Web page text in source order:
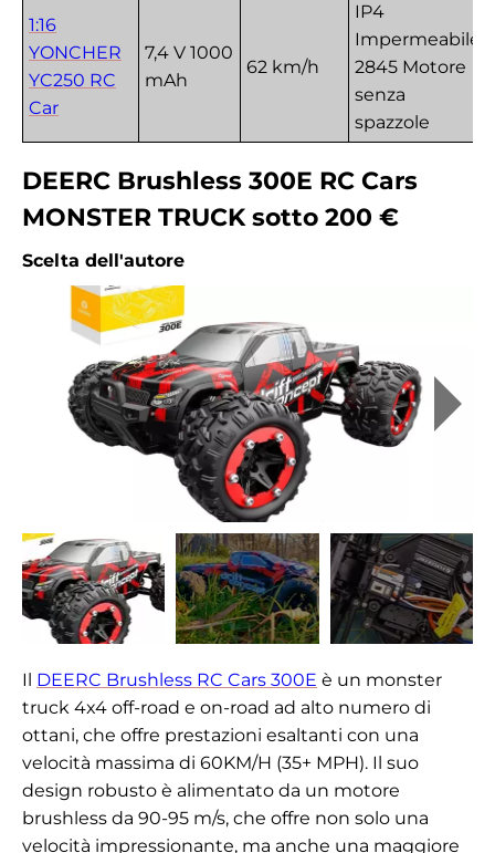
1:16
YONCHER
YC250 RC
Car
7,4 V 1000
mAh
62 km/h
IP4
Impermeabile,
2845 Motore
senza
spazzole
DEERC Brushless 300E RC Cars
MONSTER TRUCK sotto 200 €
Scelta dell'autore
Il DEERC Brushless RC Cars 300E è un monster
truck 4x4 off-road e on-road ad alto numero di
ottani, che offre prestazioni esaltanti con una
velocità massima di 60KM/H (35+ MPH). Il suo
design robusto è alimentato da un motore
brushless da 90-95 m/s, che offre non solo una
velocità impressionante, ma anche una maggiore